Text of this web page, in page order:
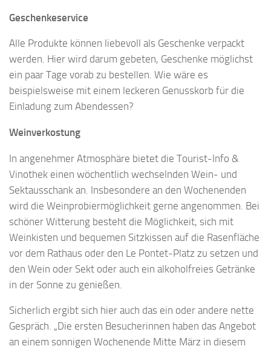
Geschenkeservice
Alle Produkte können liebevoll als Geschenke verpackt
werden. Hier wird darum gebeten, Geschenke möglichst
ein paar Tage vorab zu bestellen. Wie wäre es
beispielsweise mit einem leckeren Genusskorb für die
Einladung zum Abendessen?
Weinverkostung
In angenehmer Atmosphäre bietet die Tourist-Info &
Vinothek einen wöchentlich wechselnden Wein- und
Sektausschank an. Insbesondere an den Wochenenden
wird die Weinprobiermöglichkeit gerne angenommen. Bei
schöner Witterung besteht die Möglichkeit, sich mit
Weinkisten und bequemen Sitzkissen auf die Rasenfläche
vor dem Rathaus oder den Le Pontet-Platz zu setzen und
den Wein oder Sekt oder auch ein alkoholfreies Getränke
in der Sonne zu genießen.
Sicherlich ergibt sich hier auch das ein oder andere nette
Gespräch. „Die ersten Besucherinnen haben das Angebot
an einem sonnigen Wochenende Mitte März in diesem